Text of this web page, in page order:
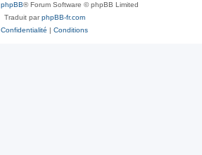
phpBB® Forum Software © phpBB Limited
Traduit parphpBB-fr.com
Confidentialité | Conditions